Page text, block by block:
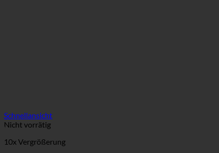
Schnellansicht
Nicht vorrätig
10x Vergrößerung